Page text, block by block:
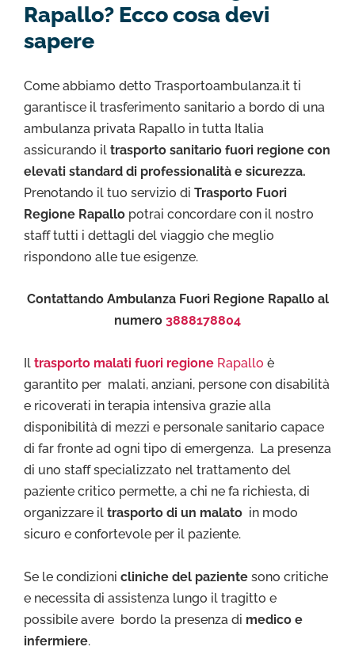
Rapallo? Ecco cosa devi
sapere
Come abbiamo detto Trasportoambulanza.it ti
garantisce il trasferimento sanitario a bordo di una
ambulanza privata Rapallo in tutta Italia
assicurando il trasporto sanitario fuori regione con
elevati standard di professionalità e sicurezza.
Prenotando il tuo servizio di Trasporto Fuori
Regione Rapallo potrai concordare con il nostro
staff tutti i dettagli del viaggio che meglio
rispondono alle tue esigenze.
Contattando Ambulanza Fuori Regione Rapallo al
numero 3888178804
Il trasporto malati fuori regione Rapallo è
garantito per malati, anziani, persone con disabilità
e ricoverati in terapia intensiva grazie alla
disponibilità di mezzi e personale sanitario capace
di far fronte ad ogni tipo di emergenza. La presenza
di uno staff specializzato nel trattamento del
paziente critico permette, a chi ne fa richiesta, di
organizzare il trasporto di un malato in modo
sicuro e confortevole per il paziente.
Se le condizioni cliniche del paziente sono critiche
e necessita di assistenza lungo il tragitto e
possibile avere bordo la presenza di medico e
infermiere.